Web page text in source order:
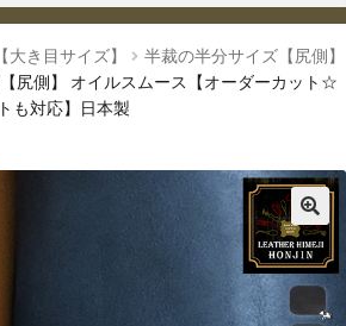
【大き目サイズ】
半裁の半分サイズ【尻側】
尻側】 オイルスムース【オーダーカット☆
も対応】日本製
🔍